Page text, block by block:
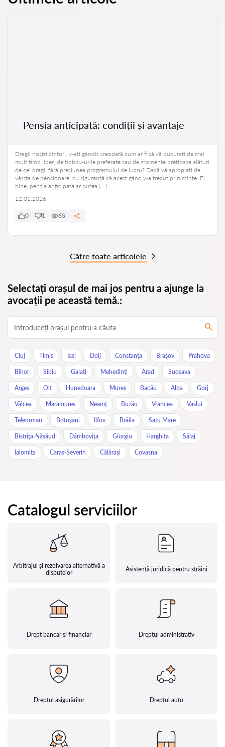
Pensia anticipată: condiții și avantaje
Dragii noștri cititori, v-ați gândit vreodată cum ar fi să vă bucurați de mai
mult timp liber, de hobby-urile preferate sau de momente prețioase alături
de cei dragi, fără presiunea programului de lucru? Dacă vă apropiați de
vârsta de pensionare, cu siguranță că acest gând v-a trecut prin minte. Ei
bine, pensia anticipată ar putea […]
12.01.2026
0 1 65
Către toate articolele
Selectați orașul de mai jos pentru a ajunge la
avocații pe această temă.:
Cluj Timiș Iași Dolj Constanța Brașov Prahova
Bihor Sibiu Galați Mehedinți Arad Suceava
Argeș Olt Hunedoara Mureș Bacău Alba Gorj
Vâlcea Maramureș Neamț Buzău Vrancea Vaslui
Teleorman Botoșani Ilfov Brăila Satu Mare
Bistrița-Năsăud Dâmbovița Giurgiu Harghita Sălaj
Ialomița Caraș-Severin Călărași Covasna
Catalogul serviciilor
Arbitrajul și rezolvarea alternativă a
disputelor
Asistență juridică pentru străini
Drept bancar și financiar Dreptul administrativ
Dreptul asigurărilor Dreptul auto